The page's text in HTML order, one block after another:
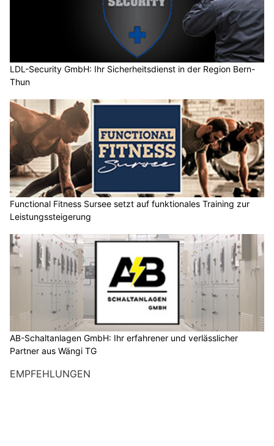
LDL-Security GmbH: Ihr Sicherheitsdienst in der Region Bern-
Thun
Functional Fitness Sursee setzt auf funktionales Training zur
Leistungssteigerung
AB-Schaltanlagen GmbH: Ihr erfahrener und verlässlicher
Partner aus Wängi TG
EMPFEHLUNGEN